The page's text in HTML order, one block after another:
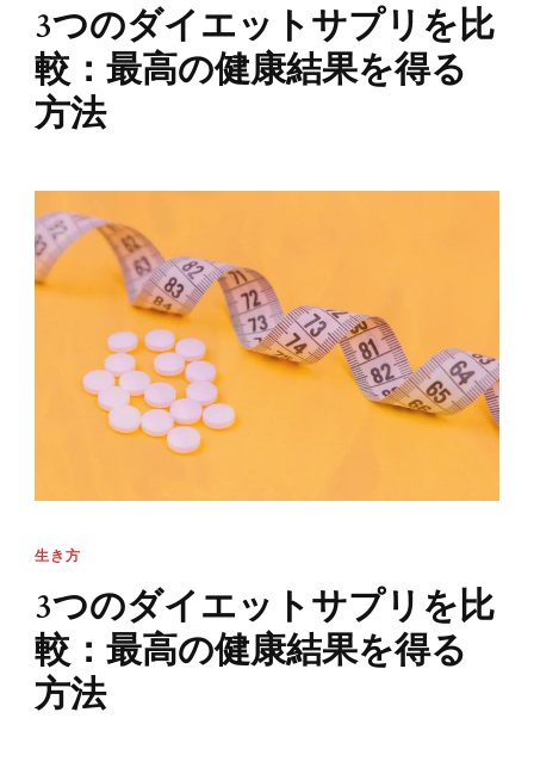
3つのダイエットサプリを比
較：最高の健康結果を得る
方法
生き方
3つのダイエットサプリを比
較：最高の健康結果を得る
方法